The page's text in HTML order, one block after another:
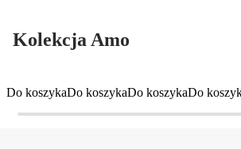
Kolekcja Amo
Do koszykaDo koszykaDo koszykaDo